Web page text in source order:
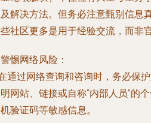
解决方法。 但务必注意甄别信息
社区更多是用于经验交流，而非
惕网络风险：
通过网络查询和咨询时，务必保
网站、链接或自称“内部人员”的
验证码等敏感信息。